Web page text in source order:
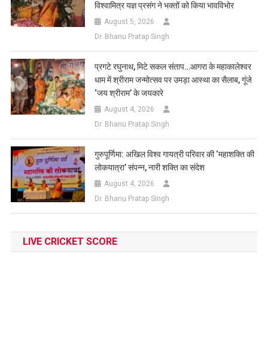
विश्वामित्र यज्ञ प्रसंग ने भक्तों को किया भावविभोर
August 5, 2026
Dr. Bhanu Pratap Singh
प्रगटे रघुनाथ, मिटे सकल संताप…आगरा के महाकालेश्वर
धाम में श्रीराम जन्मोत्सव पर उमड़ा आस्था का सैलाब, गूंजे
‘जय श्रीराम’ के जयकारे
August 4, 2026
Dr. Bhanu Pratap Singh
गुरुपूर्णिमा: अखिल विश्व गायत्री परिवार की ‘महाशक्ति की
लोकयात्रा’ संपन्न, नारी शक्ति का संदेश
August 4, 2026
Dr. Bhanu Pratap Singh
LIVE CRICKET SCORE